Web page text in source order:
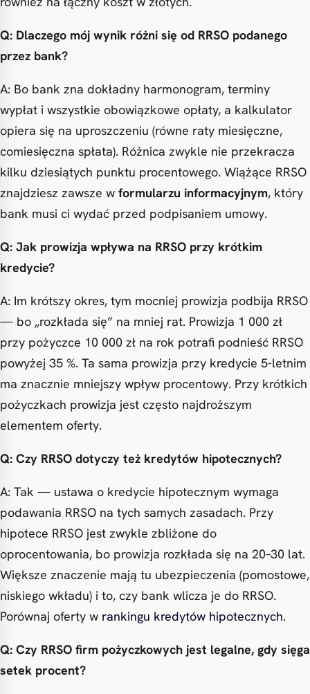
Q: Dlaczego mój wynik różni się od RRSO podanego
przez bank?
A: Bo bank zna dokładny harmonogram, terminy
wypłat i wszystkie obowiązkowe opłaty, a kalkulator
opiera się na uproszczeniu (równe raty miesięczne,
comiesięczna spłata). Różnica zwykle nie przekracza
kilku dziesiątych punktu procentowego. Wiążące RRSO
znajdziesz zawsze w formularzu informacyjnym, który
bank musi ci wydać przed podpisaniem umowy.
Q: Jak prowizja wpływa na RRSO przy krótkim
kredycie?
A: Im krótszy okres, tym mocniej prowizja podbija RRSO
— bo „rozkłada się” na mniej rat. Prowizja 1 000 zł
przy pożyczce 10 000 zł na rok potrafi podnieść RRSO
powyżej 35 %. Ta sama prowizja przy kredycie 5-letnim
ma znacznie mniejszy wpływ procentowy. Przy krótkich
pożyczkach prowizja jest często najdroższym
elementem oferty.
Q: Czy RRSO dotyczy też kredytów hipotecznych?
A: Tak — ustawa o kredycie hipotecznym wymaga
podawania RRSO na tych samych zasadach. Przy
hipotece RRSO jest zwykle zbliżone do
oprocentowania, bo prowizja rozkłada się na 20–30 lat.
Większe znaczenie mają tu ubezpieczenia (pomostowe,
niskiego wkładu) i to, czy bank wlicza je do RRSO.
Porównaj oferty w rankingu kredytów hipotecznych.
Q: Czy RRSO firm pożyczkowych jest legalne, gdy sięga
setek procent?